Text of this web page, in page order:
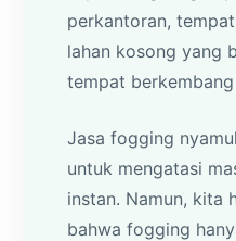
perkantoran,
lahan kosong yang
tempat
Jasa fogging
untuk mengatasi
instan. Namun, kita
bahwa fogging